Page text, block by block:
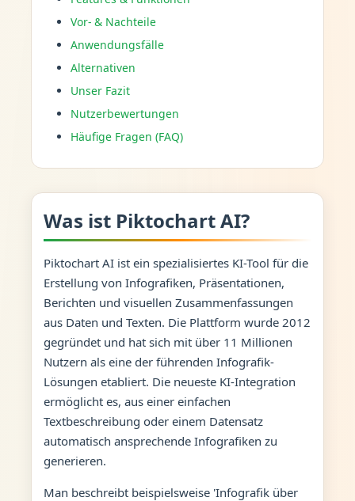
Vor- & Nachteile
Anwendungsfälle
Alternativen
Unser Fazit
Nutzerbewertungen
Häufige Fragen (FAQ)
Was ist Piktochart AI?
Piktochart AI ist ein spezialisiertes KI-Tool für die
Erstellung von Infografiken, Präsentationen,
Berichten und visuellen Zusammenfassungen
aus Daten und Texten. Die Plattform wurde 2012
gegründet und hat sich mit über 11 Millionen
Nutzern als eine der führenden Infografik-
Lösungen etabliert. Die neueste KI-Integration
ermöglicht es, aus einer einfachen
Textbeschreibung oder einem Datensatz
automatisch ansprechende Infografiken zu
generieren.
Man beschreibt beispielsweise 'Infografik über